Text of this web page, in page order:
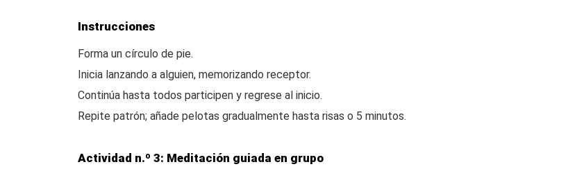
Instrucciones
Forma un círculo de pie.
Inicia lanzando a alguien, memorizando receptor.
Continúa hasta todos participen y regrese al inicio.
Repite patrón; añade pelotas gradualmente hasta risas o 5 minutos.
Actividad n.º 3: Meditación guiada en grupo